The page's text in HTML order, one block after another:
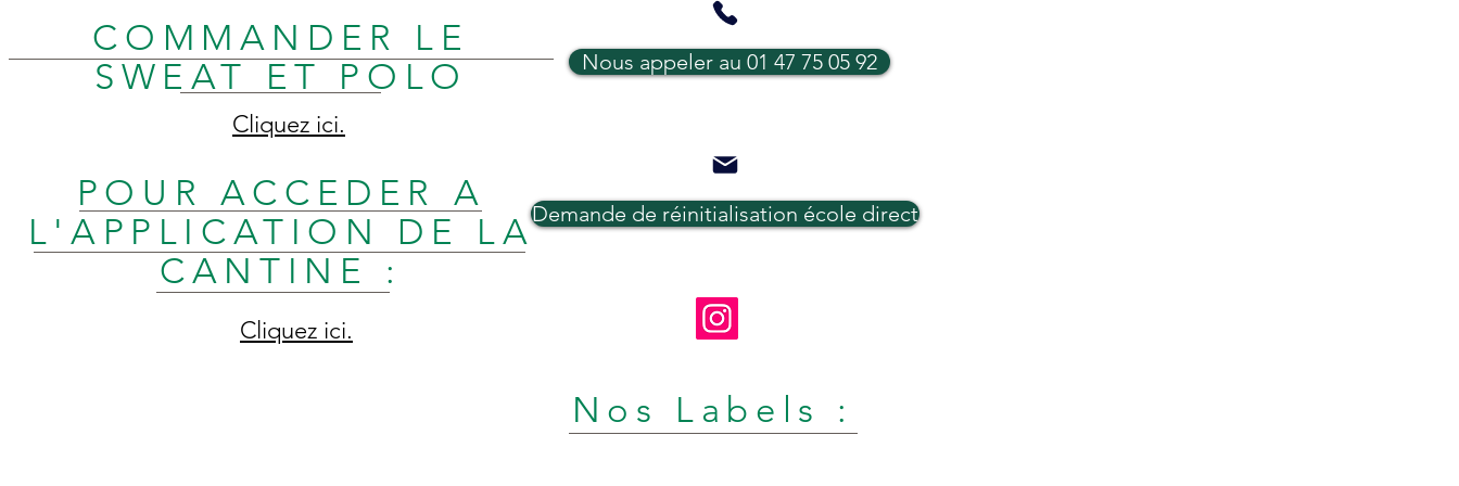
COMMANDER LE
SWEAT ET POLO
Nous appeler au 01 47 75 05 92
Cliquez ici.
POUR ACCEDER A
L'APPLICATION DE LA
CANTINE :
Demande de réinitialisation école direct
Cliquez ici.
Nos Labels :